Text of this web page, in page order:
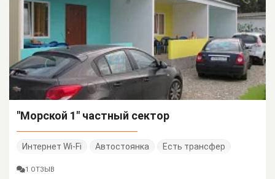
"Морской 1" частный сектор
Интернет Wi-Fi Автостоянка Есть трансфер
1 ОТЗЫВ